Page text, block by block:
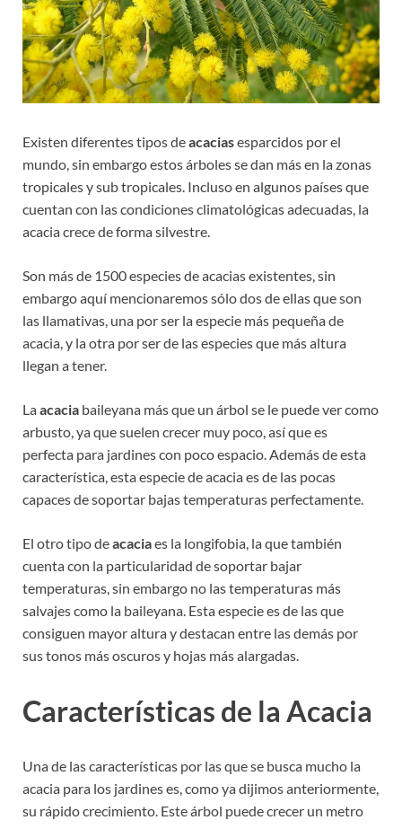
Existen diferentes tipos deacaciasesparcidos por el
mundo, sin embargo estos árboles se dan más en la zonas
tropicales y sub tropicales. Incluso en algunos países que
cuentan con las condiciones climatológicas adecuadas, la
acacia crece de forma silvestre.
Son más de 1500 especies de acacias existentes, sin
embargo aquí mencionaremos sólo dos de ellas que son
las llamativas, una por ser la especie más pequeña de
acacia, y la otra por ser de las especies que más altura
llegan a tener.
Laacacia baileyana más que un árbol se le puede ver como
arbusto, ya que suelen crecer muy poco, así que es
perfecta para jardines con poco espacio. Además de esta
característica, esta especie de acacia es de las pocas
capaces de soportar bajas temperaturas perfectamente.
El otro tipo deacaciaes la longifobia, la que también
cuenta con la particularidad de soportar bajar
temperaturas, sin embargo no las temperaturas más
salvajes como la baileyana. Esta especie es de las que
consiguen mayor altura y destacan entre las demás por
sus tonos más oscuros y hojas más alargadas.
Características de la Acacia
Una de las características por las que se busca mucho la
acacia para los jardines es, como ya dijimos anteriormente,
su rápido crecimiento. Este árbol puede crecer un metro